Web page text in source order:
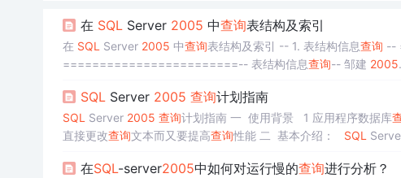
在 SQLServer 2005 中查询表结构及索引
在 SQL Server 2005 中查询表结构及索引 -- 1. 表结构信息查询 --
========================-- 表结构信息查询-- 邹建 2005
SQLServer 2005 查询计划指南
SQL Server 2005 查询计划指南 一 使用背景 1 应用程序数据库
直接更改查询文本而又要提高查询性能 二 基本介绍： SQL
在SQL-server2005中如何对运行慢的查询进行分析？